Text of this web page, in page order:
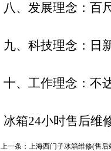
八、发展理念：百
九、科技理念：日
十、工作理念：不
冰箱24小时售后维
上一条： 上海西门子冰箱维修(售